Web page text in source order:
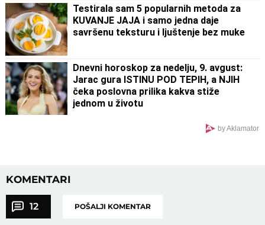
Testirala sam 5 popularnih metoda za
KUVANJE JAJA i samo jedna daje
savršenu teksturu i ljuštenje bez muke
Dnevni horoskop za nedelju, 9. avgust:
Jarac gura ISTINU POD TEPIH, a NJIH
čeka poslovna prilika kakva stiže
jednom u životu
by Aklamator
KOMENTARI
12 POŠALJI KOMENTAR